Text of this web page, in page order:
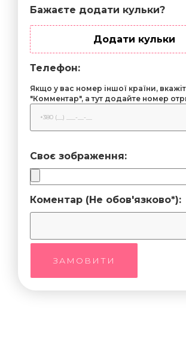
Бажаєте додати кульки?
Додати кульки
Телефон:
Якщо у вас номер іншої країни,
"Комментар", а тут додайте номер
Своє зображення:
Коментар (Не обов'язково*):